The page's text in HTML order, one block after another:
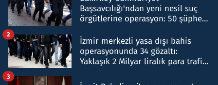
Başsavcılığı'ndan yeni nesil suç
örgütlerine operasyon: 50 şüpheli
İzmir merkezli yasa dışı bahis
operasyonunda 34 gözaltı:
Yaklaşık 2 Milyar liralık para trafiği
2
3